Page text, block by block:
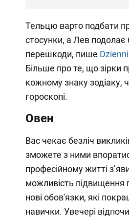
Тельцю варто подбати
стосунки, а Лев подолає
перешкоди, пише
Більше про те, що зірки
кожному знаку зодіаку,
гороскопі.
Овен
Вас чекає безліч
зможете з ними
професійному житті
можливість підвищення
нові обов'язки, які
навички. Увечері